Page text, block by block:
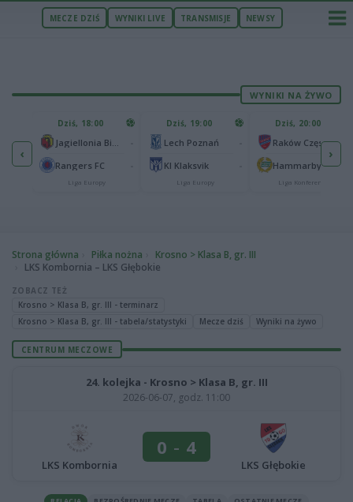
MECZE DZIŚ WYNIKI LIVE TRANSMISJE NEWSY
WYNIKI NA ŻYWO
‹
1
0
Dziś, 18:00
Rangers FC
Liga Europy
Dziś, 19:00
Lech Poznań
KI Klaksvik
Liga Europy
Dziś, 20:00
Raków Częstochowa
Hammarby IF
Liga Konferencji
›
Strona główna Piłka nożna
Krosno > Klasa B, gr. III
LKS Kombornia – LKS Głębokie
ZOBACZ TEŻ
Krosno > Klasa B, gr. III - terminarz
Krosno > Klasa B, gr. III - tabela/statystyki
Mecze dziś Wyniki na żywo
CENTRUM MECZOWE
24. kolejka - Krosno > Klasa B, gr. III
2026-06-07, godz. 11:00
LKS Kombornia
0 - 4
LKS Głębokie